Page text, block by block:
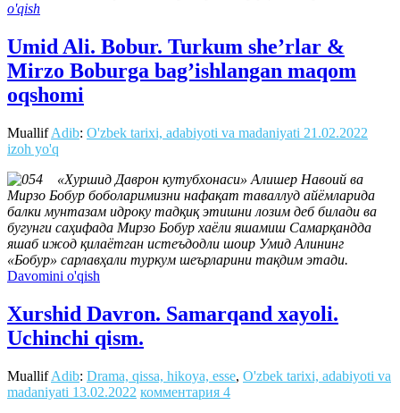
o'qish
Umid Ali. Bobur. Turkum she’rlar &
Mirzo Boburga bag’ishlangan maqom
oqshomi
MuallifAdib: O'zbek tarixi, adabiyoti va madaniyati 21.02.2022
izoh yo'q
«Хуршид Даврон кутубхонаси» Алишер Навоий ва
Мирзо Бобур боболаримизни нафақат таваллуд айёмларида
балки мунтазам идроку тадқиқ этишни лозим деб билади ва
бугунги саҳифада Мирзо Бобур хаёли яшамиш Самарқандда
яшаб ижод қилаётган истеъдодли шоир Умид Алининг
«Бобур» сарлавҳали туркум шеърларини тақдим этади.
Davomini o'qish
Xurshid Davron. Samarqand xayoli.
Uchinchi qism.
MuallifAdib: Drama, qissa, hikoya, esse, O'zbek tarixi, adabiyoti va
madaniyati 13.02.2022 комментария 4